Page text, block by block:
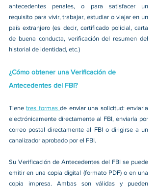
antecedentes penales, o para satisfacer un
requisito para vivir, trabajar, estudiar o viajar en un
país extranjero (es decir, certificado policial, carta
de buena conducta, verificación del resumen del
historial de identidad, etc.)
¿Cómo obtener una Verificación de
Antecedentes del FBI?
Tiene tres formas de enviar una solicitud: enviarla
electrónicamente directamente al FBI, enviarla por
correo postal directamente al FBI o dirigirse a un
canalizador aprobado por el FBI.
Su Verificación de Antecedentes del FBI se puede
emitir en una copia digital (formato PDF) o en una
copia impresa. Ambas son válidas y pueden